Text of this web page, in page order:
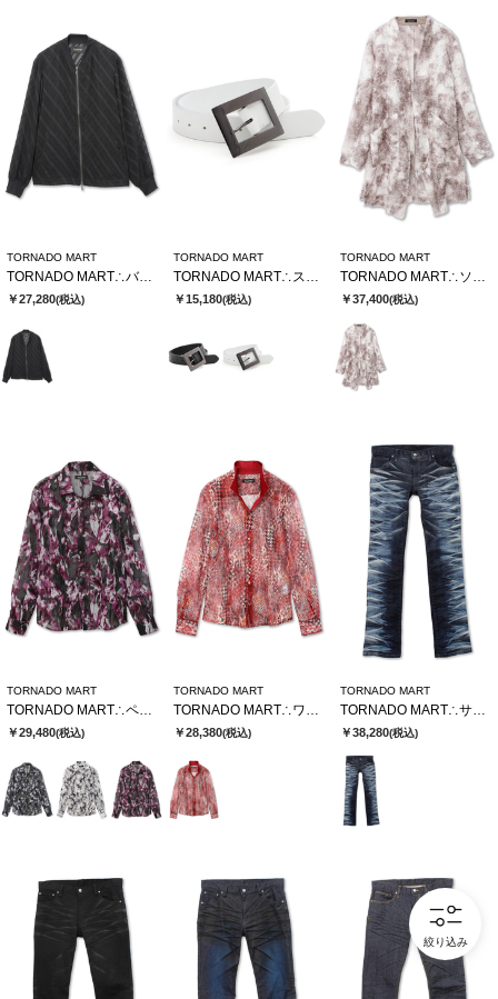
TORNADO MART
TORNADO MART∴バイヤスストライプシアーブルゾン
￥27,280(税込)
TORNADO MART
TORNADO MART∴スクエアバックルベルト
￥15,180(税込)
TORNADO MART
TORNADO MART∴ソフトシャドーカットJQロングカーデ
￥37,400(税込)
TORNADO MART
TORNADO MART∴ペイントフロッキーオーガンジーシャツ
￥29,480(税込)
TORNADO MART
TORNADO MART∴ワイルドハウンドトゥースレースシャツ
￥28,380(税込)
TORNADO MART
TORNADO MART∴サイドタイガーシューカットデニム
￥38,280(税込)
絞り込み